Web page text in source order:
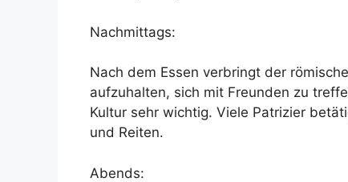
Nachmittags:
Nach dem Essen verbringt der
aufzuhalten, sich mit Freunden zu
Kultur sehr wichtig. Viele Patrizier
und Reiten.
Abends: